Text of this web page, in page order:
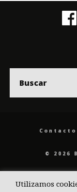
Contacto
© 2026
Utilizamos